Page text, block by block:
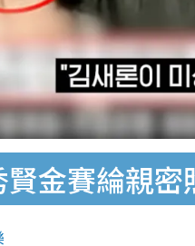
金賽綸親